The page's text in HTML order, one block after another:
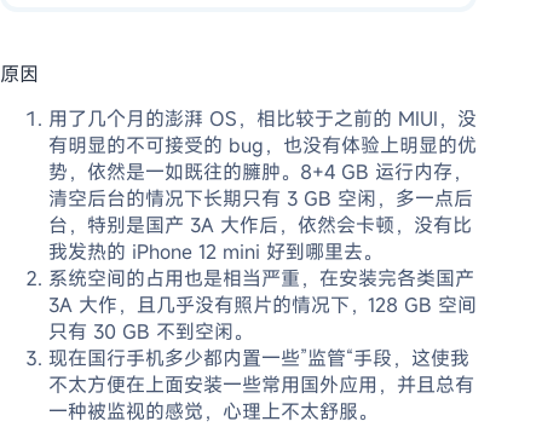
原因
用了几个月的澎湃 OS，相比较于之前的 MIUI，没
有明显的不可接受的 bug，也没有体验上明显的优
势，依然是一如既往的臃肿。8+4 GB 运行内存，
清空后台的情况下长期只有 3 GB 空闲，多一点后
台，特别是国产 3A 大作后，依然会卡顿，没有比
我发热的 iPhone 12 mini 好到哪里去。
系统空间的占用也是相当严重，在安装完各类国产
3A 大作，且几乎没有照片的情况下，128 GB 空间
只有 30 GB 不到空闲。
现在国行手机多少都内置一些”监管“手段，这使我
不太方便在上面安装一些常用国外应用，并且总有
一种被监视的感觉，心理上不太舒服。